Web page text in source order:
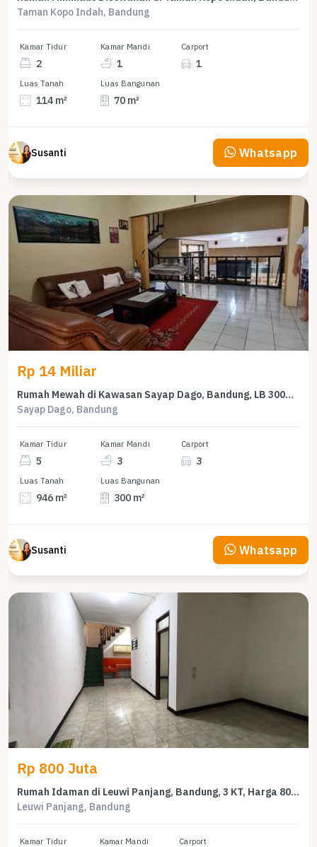
Taman Kopo Indah, Bandung
Kamar Tidur
2
Kamar Mandi
1
Carport
1
Luas Tanah
114 m²
Luas Bangunan
70 m²
Susanti Whatsapp
Rp 14 Miliar
Rumah Mewah di Kawasan Sayap Dago, Bandung, LB 300m², Harga 14 Miliar
Sayap Dago, Bandung
Kamar Tidur
5
Kamar Mandi
3
Carport
3
Luas Tanah
946 m²
Luas Bangunan
300 m²
Susanti Whatsapp
Rp 800 Juta
Rumah Idaman di Leuwi Panjang, Bandung, 3 KT, Harga 800 Juta
Leuwi Panjang, Bandung
Kamar Tidur Kamar Mandi Carport